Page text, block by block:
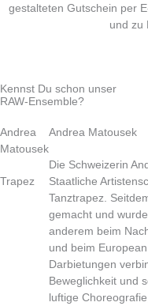
gestalteten Gutschein per
und zu
Kennst Du schon unser
RAW-Ensemble?
Andrea
Matousek
Trapez
Andrea Matousek
Die Schweizerin
Staatliche
Tanztrapez.
gemacht und
anderem beim
und beim
Darbietungen
Beweglichkeit und
luftige